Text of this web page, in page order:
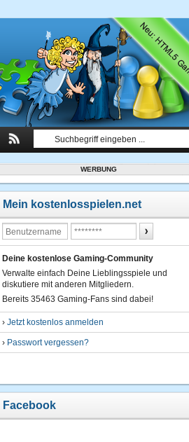
WERBUNG
Mein kostenlosspielen.net
Deine kostenlose Gaming-Community
Verwalte einfach Deine Lieblingsspiele und
diskutiere mit anderen Mitgliedern.
Bereits 35463 Gaming-Fans sind dabei!
› Jetzt kostenlos anmelden
› Passwort vergessen?
Facebook